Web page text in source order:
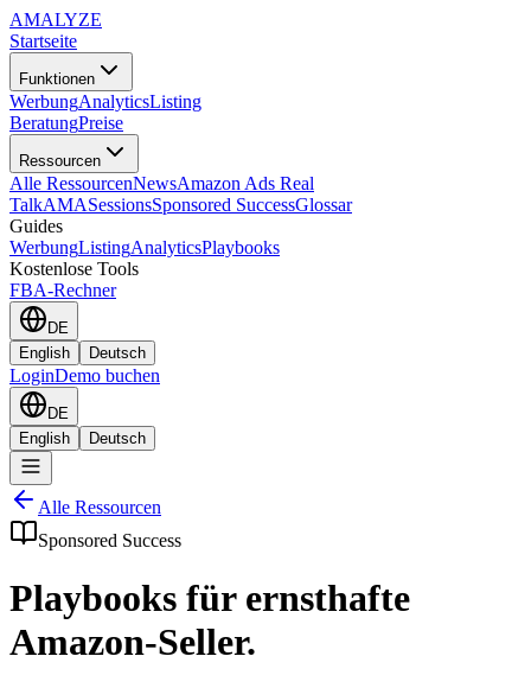
AMALYZE
Startseite
Funktionen
WerbungAnalyticsListing
BeratungPreise
Ressourcen
Alle RessourcenNewsAmazon Ads Real
TalkAMASessionsSponsored SuccessGlossar
Guides
WerbungListingAnalyticsPlaybooks
Kostenlose Tools
FBA-Rechner
DE
English
Deutsch
LoginDemo buchen
DE
English
Deutsch
Alle Ressourcen
Sponsored Success
Playbooks für ernsthafte
Amazon-Seller.